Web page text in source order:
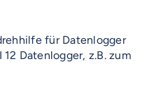
für Datenlogger
Datenlogger, z.B. zum